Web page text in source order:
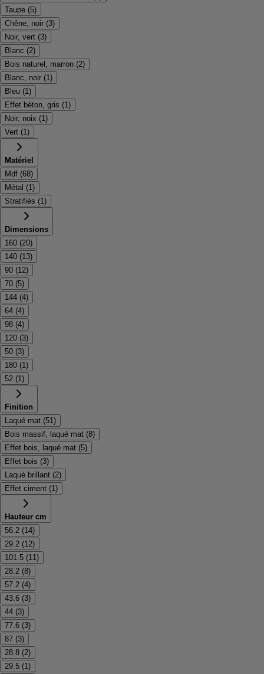
Taupe (5)
Chêne, noir (3)
Noir, vert (3)
Blanc (2)
Bois naturel, marron (2)
Blanc, noir (1 )
Bleu (1 )
Effet béton, gris (1 )
Noir, noix (1 )
Vert (1 )
Matériel
Mdf (68)
Métal (1 )
Stratifiés (1 )
Dimensions
160 (20)
140 (13)
90 (12)
70 (5)
144 (4)
64 (4)
98 (4)
120 (3)
50 (3)
180 (1 )
52 (1 )
Finition
Laqué mat (51 )
Bois massif, laqué mat (8)
Effet bois, laqué mat (5)
Effet bois (3)
Laqué brillant (2)
Effet ciment (1 )
Hauteur cm
56.2 (14)
29.2 (12)
101.5 (11 )
28.2 (8)
57.2 (4)
43.6 (3)
44 (3)
77.6 (3)
87 (3)
28.8 (2)
29.5 (1 )